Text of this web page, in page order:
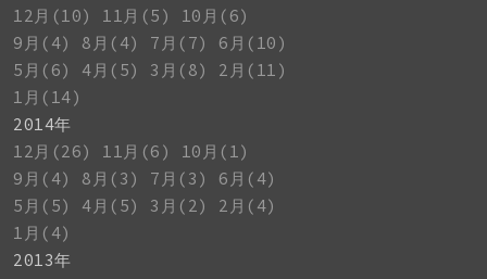
12月(10)
11月(5)
10月(6)
9月(4)
8月(4) 7月(7)
6月(10)
5月(6)
4月(5) 3月(8)
2月(11)
1月(14)
2014年
12月(26)
11月(6)
10月(1)
9月(4)
8月(3) 7月(3)
6月(4)
5月(5)
4月(5) 3月(2)
2月(4)
1月(4)
2013年